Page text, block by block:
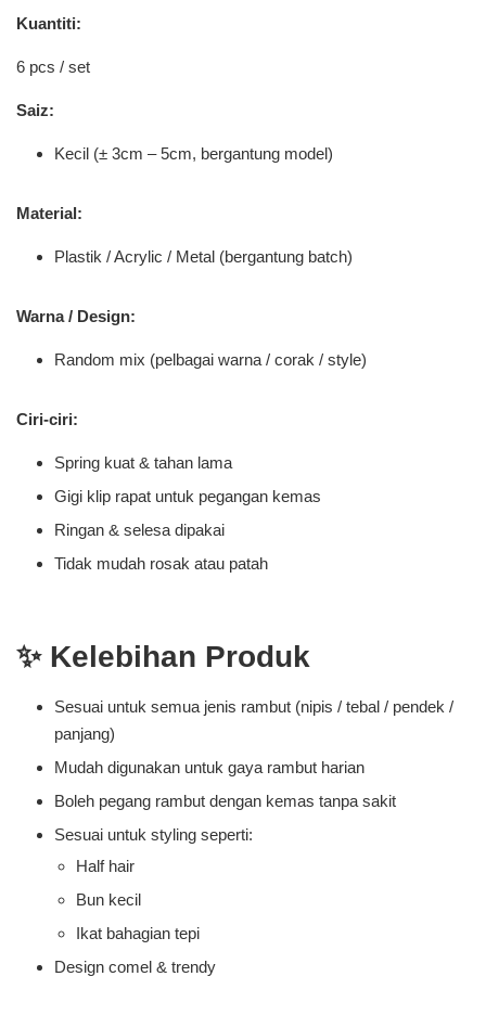
Kuantiti:
6 pcs / set
Saiz:
Kecil (± 3cm – 5cm, bergantung model)
Material:
Plastik / Acrylic / Metal (bergantung batch)
Warna / Design:
Random mix (pelbagai warna / corak / style)
Ciri-ciri:
Spring kuat & tahan lama
Gigi klip rapat untuk pegangan kemas
Ringan & selesa dipakai
Tidak mudah rosak atau patah
✨ Kelebihan Produk
Sesuai untuk semua jenis rambut (nipis / tebal / pendek /
panjang)
Mudah digunakan untuk gaya rambut harian
Boleh pegang rambut dengan kemas tanpa sakit
Sesuai untuk styling seperti:
Half hair
Bun kecil
Ikat bahagian tepi
Design comel & trendy